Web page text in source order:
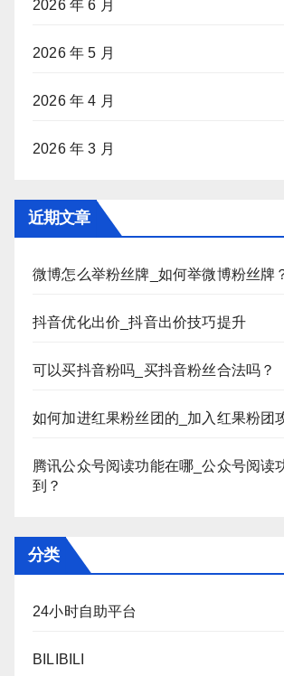
2026 年 6 月
2026 年 5 月
2026 年 4 月
2026 年 3 月
近期文章
微博怎么举粉丝牌_如何举微博粉丝牌
抖音优化出价_抖音出价技巧提升
可以买抖音粉吗_买抖音粉丝合法吗？
如何加进红果粉丝团的_加入红果粉团
腾讯公众号阅读功能在哪_公众号阅读
到？
分类
24小时自助平台
BILIBILI